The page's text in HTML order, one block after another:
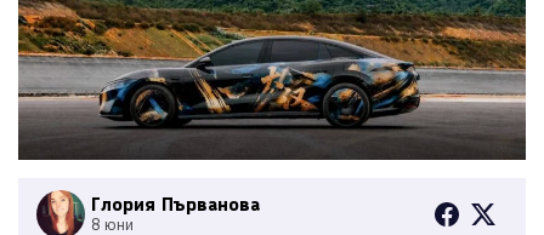
Глория Първанова
8 юни